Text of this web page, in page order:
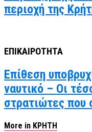
περιοχή της
ΕΠΙΚΑΙΡΟΤΗΤΑ
Επίθεση
ναυτικό – Οι
στρατιώτες που
More in ΚΡΗΤΗ